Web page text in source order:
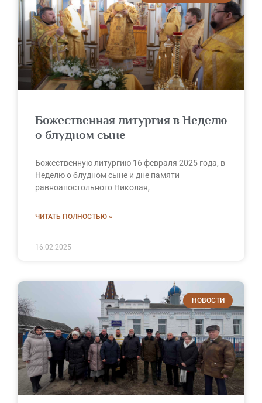
Божественная литургия в Неделю
о блудном сыне
Божественную литургию 16 февраля 2025 года, в
Неделю о блудном сыне и дне памяти
равноапостольного Николая,
ЧИТАТЬ ПОЛНОСТЬЮ »
16.02.2025
НОВОСТИ